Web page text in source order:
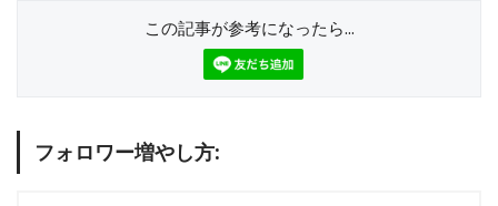
この記事が参考になったら...
フォロワー増やし方: